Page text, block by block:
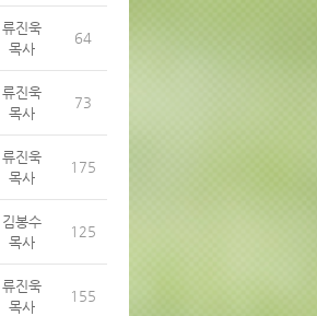
류진욱
목사
64
류진욱
목사
73
류진욱
목사
175
김봉수
목사
125
류진욱
목사
155